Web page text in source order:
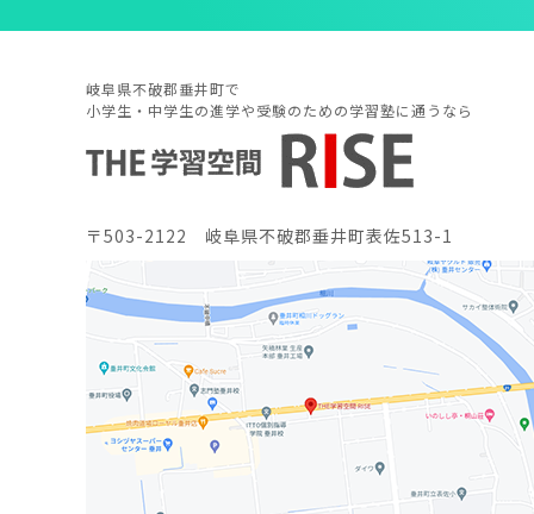
岐阜県不破郡垂井町で
小学生・中学生の進学や受験のための学習塾に通うなら
〒503-2122 岐阜県不破郡垂井町表佐513-1